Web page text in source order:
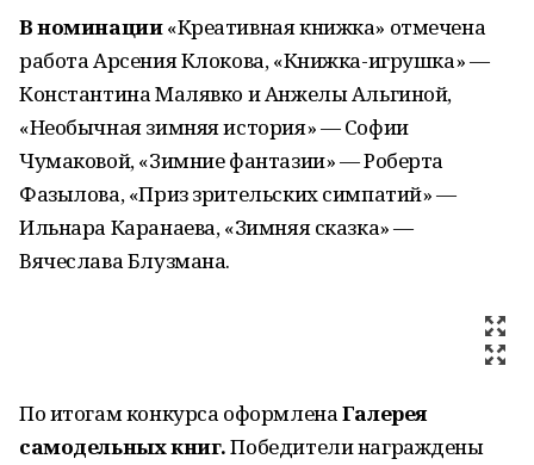
В номинации«Креативная книжка» отмечена
работа Арсения Клокова, «Книжка-игрушка» —
Константина Малявко и Анжелы Альгиной,
«Необычная зимняя история» — Софии
Чумаковой, «Зимние фантазии» — Роберта
Фазылова, «Приз зрительских симпатий» —
Ильнара Каранаева, «Зимняя сказка» —
Вячеслава Блузмана.
По итогам конкурса оформленаГалерея
самодельных книг.Победители награждены